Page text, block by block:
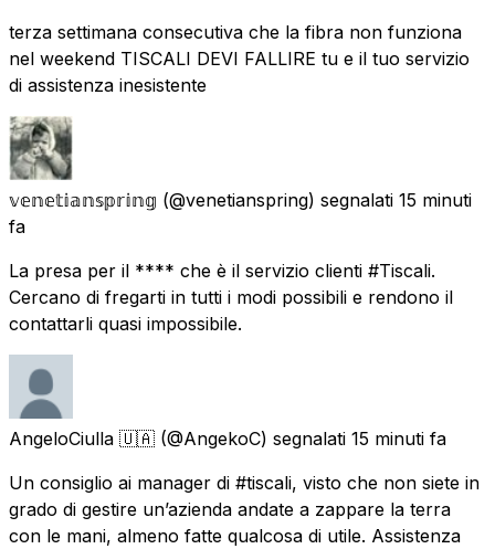
terza settimana consecutiva che la fibra non funziona
nel weekend TISCALI DEVI FALLIRE tu e il tuo servizio
di assistenza inesistente
𝕧𝕖𝕟𝕖𝕥𝕚𝕒𝕟𝕤𝕡𝕣𝕚𝕟𝕘 (@venetianspring) segnalati 15 minuti
fa
La presa per il **** che è il servizio clienti #Tiscali.
Cercano di fregarti in tutti i modi possibili e rendono il
contattarli quasi impossibile.
AngeloCiulla 🇺🇦 (@AngekoC) segnalati 15 minuti fa
Un consiglio ai manager di #tiscali, visto che non siete in
grado di gestire un’azienda andate a zappare la terra
con le mani, almeno fatte qualcosa di utile. Assistenza